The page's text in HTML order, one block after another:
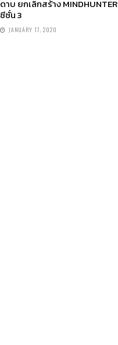
ดาบ ยกเลิกสร้าง MINDHUNTER
ซีซั่น 3
JANUARY 17, 2020